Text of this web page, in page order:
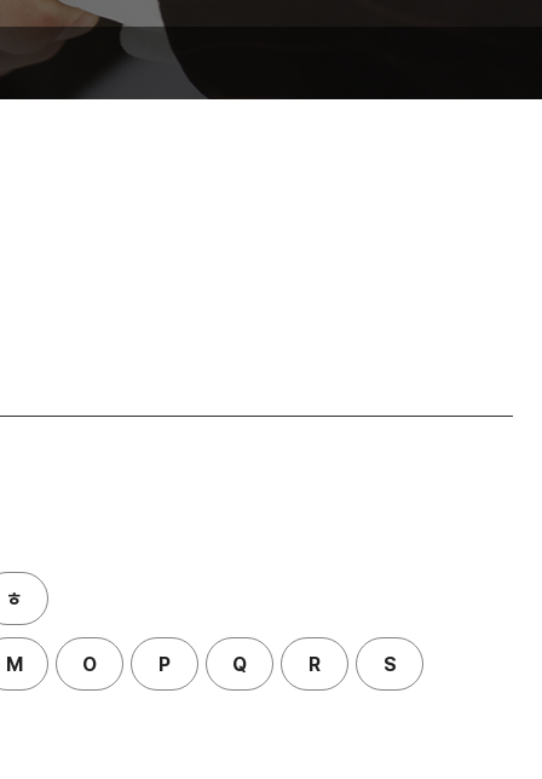
ㅎ
M O P Q R S